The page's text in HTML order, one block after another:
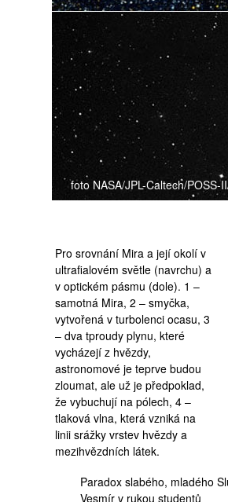
foto NASA/JPL-Caltech/POSS-
Pro srovnání Mira a její okolí v
ultrafialovém světle (navrchu) a
v optickém pásmu (dole). 1 –
samotná Mira, 2 – smyčka,
vytvořená v turbolenci ocasu, 3
– dva tproudy plynu, které
vycházejí z hvězdy,
astronomové je teprve budou
zloumat, ale už je předpoklad,
že vybuchují na pólech, 4 –
tlaková vlna, která vzniká na
linii srážky vrstev hvězdy a
mezihvězdních látek.
Paradox slabého, mladého
Vesmír v rukou studentů